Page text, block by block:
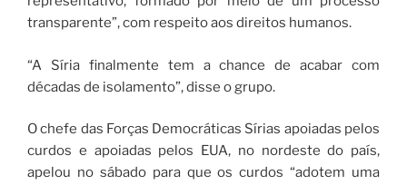
transparente”, com respeito aos direitos humanos.
“A Síria finalmente tem a chance de acabar com
décadas de isolamento”, disse o grupo.
O chefe das Forças Democráticas Sírias apoiadas pelos
curdos e apoiadas pelos EUA, no nordeste do país,
apelou no sábado para que os curdos “adotem uma